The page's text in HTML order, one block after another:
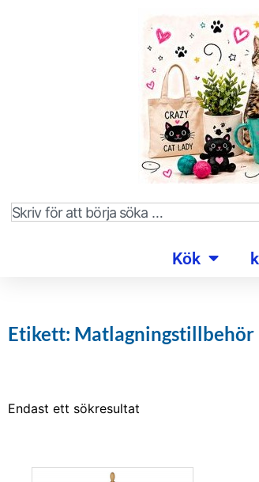
Kök
Etikett: Matlagningstillbehör
Endast ett sökresultat